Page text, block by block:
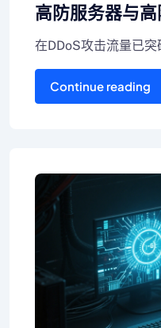
高防服务器与高
在DDoS攻击流量已
Continue reading